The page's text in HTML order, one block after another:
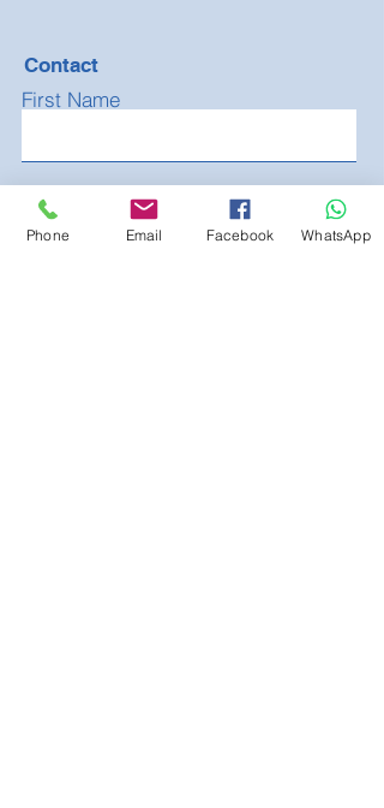
Contact
First Name
Last Name
Phone Email Facebook WhatsApp